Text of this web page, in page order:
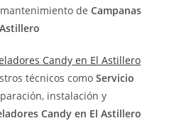
deCampanas
Candy en El Astillero
técnicos como Servicio
instalación y
Candy en El Astillero